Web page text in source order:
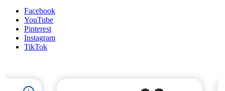
Facebook
YouTube
Pinterest
Instagram
TikTok